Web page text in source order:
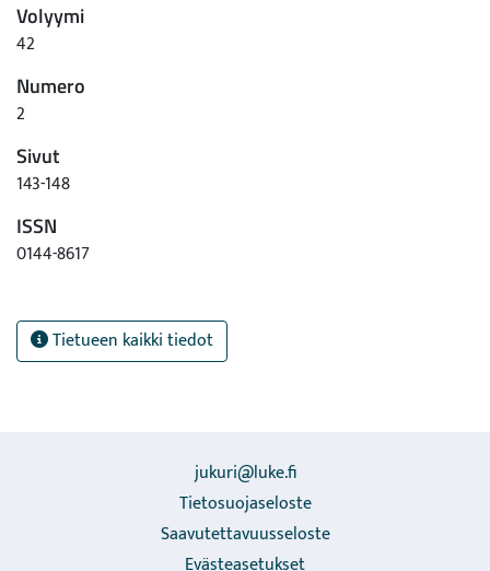
Volyymi
42
Numero
2
Sivut
143-148
ISSN
0144-8617
Tietueen kaikki tiedot
jukuri@luke.fi
Tietosuojaseloste
Saavutettavuusseloste
Evästeasetukset